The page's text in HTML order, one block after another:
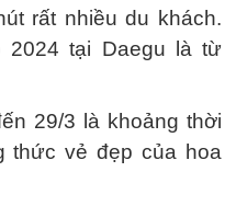
rất nhiều du khách.
2024 tại Daegu là từ
29/3 là khoảng thời
thức vẻ đẹp của hoa